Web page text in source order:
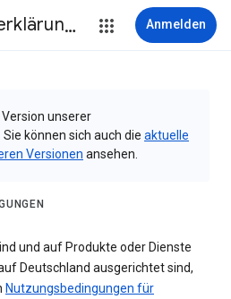
Datenschutzerklärung & Nutzungsbedingungen Anmelden
unserer
können sich auch die aktuelle
Versionen ansehen.
und auf Produkte oder Dienste
Deutschland ausgerichtet sind,
Nutzungsbedingungen für